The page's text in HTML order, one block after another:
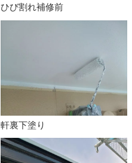
ひび割れ補修前
軒裏下塗り